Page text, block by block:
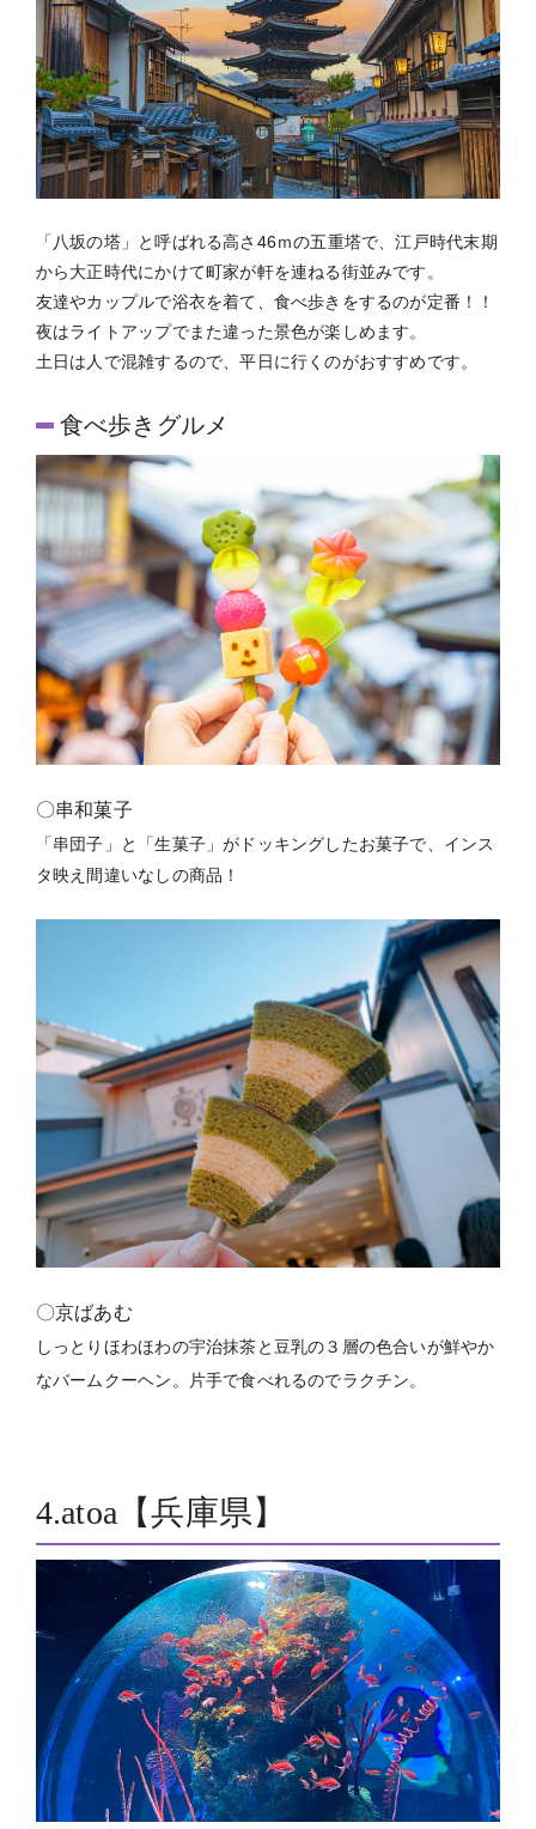
「八坂の塔」と呼ばれる高さ46ｍの五重塔で、江戸時代末期
から大正時代にかけて町家が軒を連ねる街並みです。
友達やカップルで浴衣を着て、食べ歩きをするのが定番！！
夜はライトアップでまた違った景色が楽しめます。
土日は人で混雑するので、平日に行くのがおすすめです。
食べ歩きグルメ
〇串和菓子
「串団子」と「生菓子」が ドッキングしたお菓子で、インス
タ映え間違いなしの商品！
〇京ばあむ
しっとりほわほわの宇治抹茶と豆乳の３層の色合いが鮮やか
なバームクーヘン。片手で食べれるのでラクチン。
4.atoa【兵庫県】